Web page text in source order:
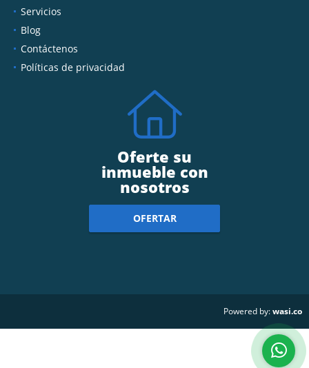
Servicios
Blog
Contáctenos
Políticas de privacidad
Oferte su
inmueble con
nosotros
OFERTAR
Powered by:wasi.co